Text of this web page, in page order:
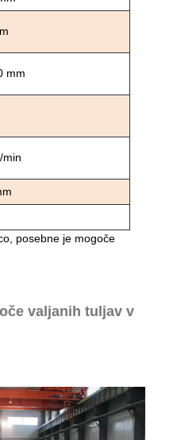
mm
min
posebne je mogoče
valjanih tuljav v